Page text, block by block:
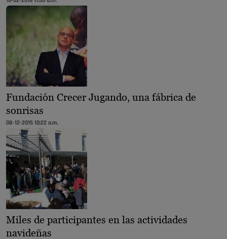
Fundación Crecer Jugando, una fábrica de
sonrisas
08-12-2015 10:22 a.m.
Miles de participantes en las actividades
navideñas